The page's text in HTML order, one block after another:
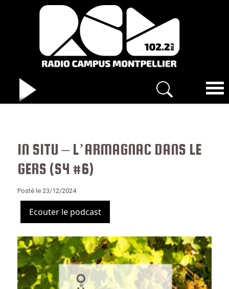
IN SITU – L’ARMAGNAC DANS LE
GERS (S4 #6)
Posté le 23/12/2024
Ecouter le podcast